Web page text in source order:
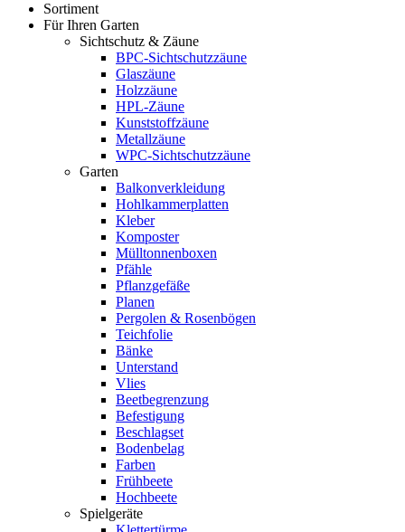
Sortiment
Für Ihren Garten
Sichtschutz & Zäune
BPC-Sichtschutzzäune
Glaszäune
Holzzäune
HPL-Zäune
Kunststoffzäune
Metallzäune
WPC-Sichtschutzzäune
Garten
Balkonverkleidung
Hohlkammerplatten
Kleber
Komposter
Mülltonnenboxen
Pfähle
Pflanzgefäße
Planen
Pergolen & Rosenbögen
Teichfolie
Bänke
Unterstand
Vlies
Beetbegrenzung
Befestigung
Beschlagset
Bodenbelag
Farben
Frühbeete
Hochbeete
Spielgeräte